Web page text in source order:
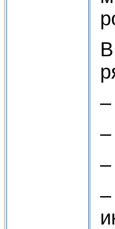
–
–
–